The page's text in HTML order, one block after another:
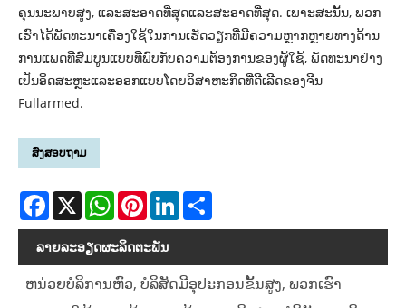
ຄຸນນະພາບສູງ, ແລະສະອາດທີ່ສຸດແລະສະອາດທີ່ສຸດ. ເພາະສະນັ້ນ, ພວກ
ເຮົາໄດ້ພັດທະນາເຄື່ອງໃຊ້ໃນການເຮັດວຽກທີ່ມີຄວາມຫຼາກຫຼາຍທາງດ້ານ
ການແພດທີ່ສົມບູນແບບທີ່ພົບກັບຄວາມຕ້ອງການຂອງຜູ້ໃຊ້, ພັດທະນາຢ່າງ
ເປັນອິດສະຫຼະແລະອອກແບບໂດຍວິສາຫະກິດທີ່ດີເລີດຂອງຈີນ
Fullarmed.
ສົ່ງສອບຖາມ
Facebook
X WhatsAppPinterestLinkedIn
ລາຍ​ລະ​ອຽດ​ຜະ​ລິດ​ຕະ​ພັນ
ຫນ່ວຍບໍລິການຫົວ, ບໍລິສັດມີອຸປະກອນຂັ້ນສູງ, ພວກເຮົາ